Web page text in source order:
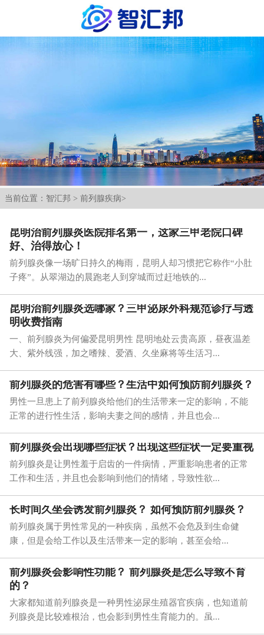
当前位置： 智汇邦 > 前列腺疾病>
昆明治前列腺炎医院排名第一，这家三甲老院口碑
好、治得放心！
前列腺炎像一场旷日持久的梅雨，昆明人却习惯把它称作“小肚
子疼”。从翠湖边的晨跑老人到穿城而过赶地铁的...
昆明治前列腺炎选哪家？三甲泌尿外科规范诊疗与透
明收费指南
一、前列腺炎为何偏爱昆明男性 昆明地处云贵高原，昼夜温差
大、紫外线强，加之嗜辣、爱酒、久坐麻将等生活习...
前列腺炎的危害有哪些？生活中如何预防前列腺炎？
男性一旦患上了前列腺炎给他们的生活带来一定的影响，不能
正常的进行性生活，影响夫妻之间的感情，并且也会...
前列腺炎会出现哪些症状？出现这些症状一定要重视
前列腺炎是让男性羞于启齿的一件病情，严重影响患者的正常
工作和生活，并且也会影响到他们的情绪，导致性欲...
长时间久坐会诱发前列腺炎？ 如何预防前列腺炎？
前列腺炎属于男性常见的一种疾病，虽然不会危及到生命健
康，但是会给工作以及生活带来一定的影响，甚至会给...
前列腺炎会影响性功能？ 前列腺炎是怎么导致不育
的？
大家都知道前列腺炎是一种男性泌尿生殖器官疾病，也知道前
列腺炎是比较难根治，也会影到男性生育能力的。虽...